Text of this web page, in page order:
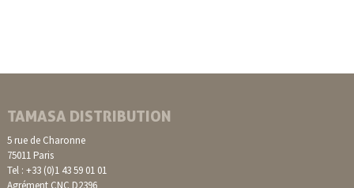
TAMASA DISTRIBUTION
5 rue de Charonne
75011 Paris
Tel : +33 (0)1 43 59 01 01
Agrément CNC D2396